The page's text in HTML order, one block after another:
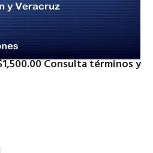
Consulta términos y